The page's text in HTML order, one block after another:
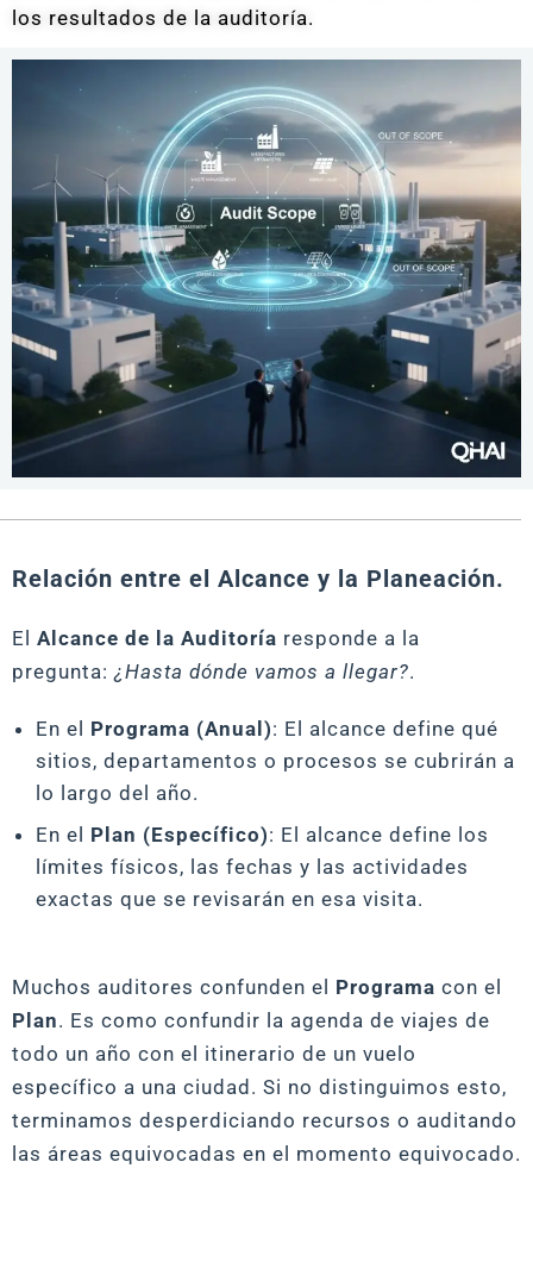
los resultados de la auditoría.
Relación entre el Alcance y la Planeación.
El Alcance de la Auditoría responde a la
pregunta: ¿Hasta dónde vamos a llegar?.
En el Programa (Anual): El alcance define qué
sitios, departamentos o procesos se cubrirán a
lo largo del año.
En el Plan (Específico): El alcance define los
límites físicos, las fechas y las actividades
exactas que se revisarán en esa visita.
Muchos auditores confunden el Programa con el
Plan. Es como confundir la agenda de viajes de
todo un año con el itinerario de un vuelo
específico a una ciudad. Si no distinguimos esto,
terminamos desperdiciando recursos o auditando
las áreas equivocadas en el momento equivocado.